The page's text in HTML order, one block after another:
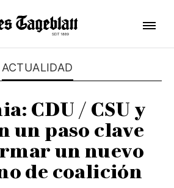
ACTUALIDAD
CDU / CSU y
un paso clave
un nuevo
de coalición